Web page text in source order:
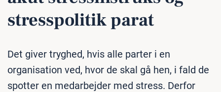
stres­spo­li­tik parat
Det giver tryghed, hvis alle parter i en
organisation ved, hvor de skal gå hen, i fald de
spotter en medarbejder med stress. Derfor